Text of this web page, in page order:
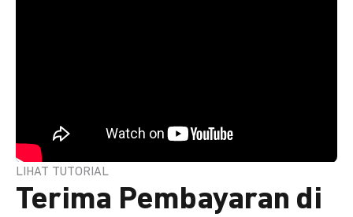
LIHAT TUTORIAL
Terima Pembayaran di